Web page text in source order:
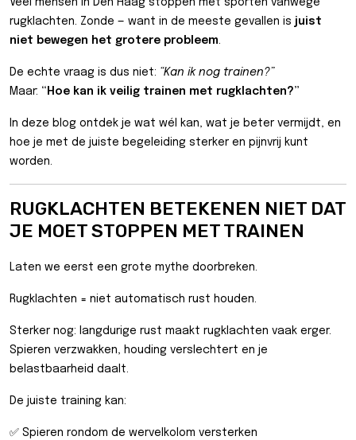
Veel mensen in Den Haag stoppen met sporten vanwege
rugklachten. Zonde — want in de meeste gevallen is juist
niet bewegen het grotere probleem.
De echte vraag is dus niet:
“Kan ik nog trainen?”
Maar: “Hoe kan ik veilig trainen met rugklachten?”
In deze blog ontdek je wat wél kan, wat je beter vermijdt, en
hoe je met de juiste begeleiding sterker en pijnvrij kunt
worden.
RUGKLACHTEN BETEKENEN NIET DAT
JE MOET STOPPEN MET TRAINEN
Laten we eerst een grote mythe doorbreken.
Rugklachten = niet automatisch rust houden.
Sterker nog: langdurige rust maakt rugklachten vaak erger.
Spieren verzwakken, houding verslechtert en je
belastbaarheid daalt.
De juiste training kan:
✅ Spieren rondom de wervelkolom versterken